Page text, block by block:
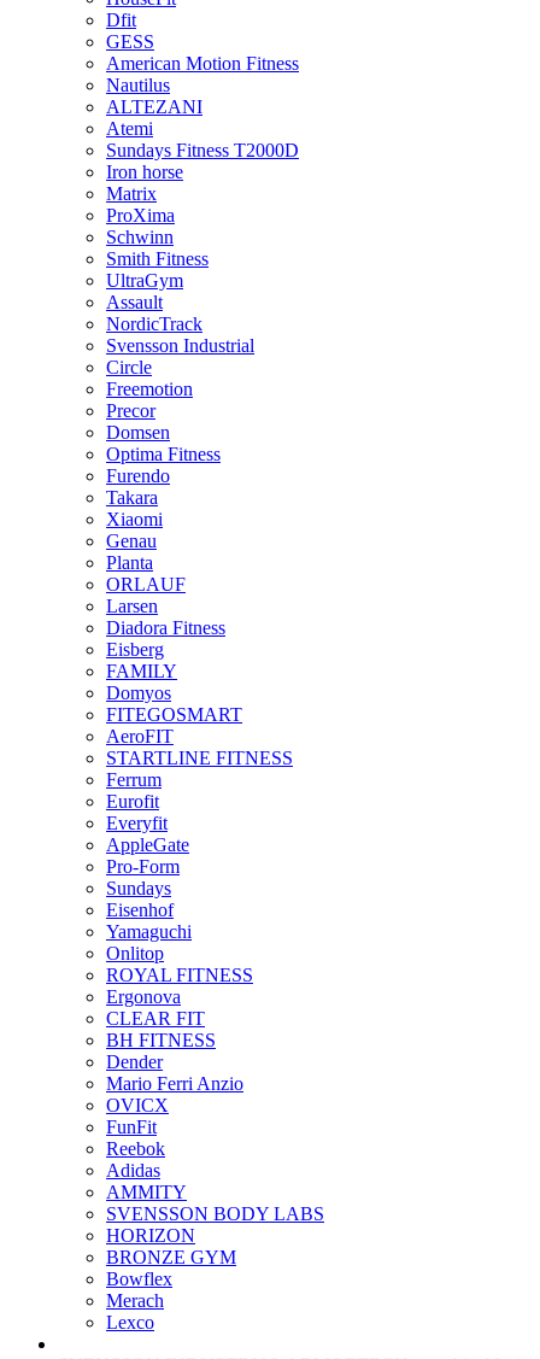
Dfit
GESS
American Motion Fitness
Nautilus
ALTEZANI
Atemi
Sundays Fitness T2000D
Iron horse
Matrix
ProXima
Schwinn
Smith Fitness
UltraGym
Assault
NordicTrack
Svensson Industrial
Circle
Freemotion
Precor
Domsen
Optima Fitness
Furendo
Takara
Xiaomi
Genau
Planta
ORLAUF
Larsen
Diadora Fitness
Eisberg
FAMILY
Domyos
FITEGOSMART
AeroFIT
STARTLINE FITNESS
Ferrum
Eurofit
Everyfit
AppleGate
Pro-Form
Sundays
Eisenhof
Yamaguchi
Onlitop
ROYAL FITNESS
Ergonova
CLEAR FIT
BH FITNESS
Dender
Mario Ferri Anzio
OVICX
FunFit
Reebok
Adidas
AMMITY
SVENSSON BODY LABS
HORIZON
BRONZE GYM
Bowflex
Merach
Lexco